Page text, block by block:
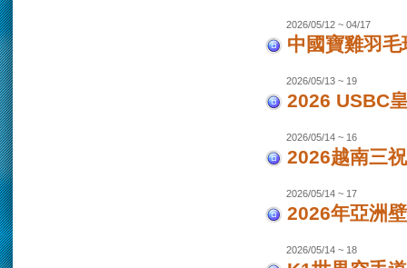
2026/05/12 ~ 04/17
中國寶雞羽
2026/05/13 ~ 19
2026 USBC
2026/05/14 ~ 16
2026越南三
2026/05/14 ~ 17
2026年亞洲
2026/05/14 ~ 18